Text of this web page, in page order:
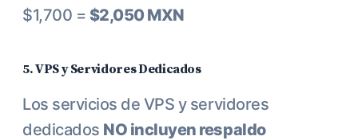
$1,700 = $2,050 MXN
5. VPS y Servidores Dedicados
Los servicios de VPS y servidores
dedicados NO incluyen respaldo